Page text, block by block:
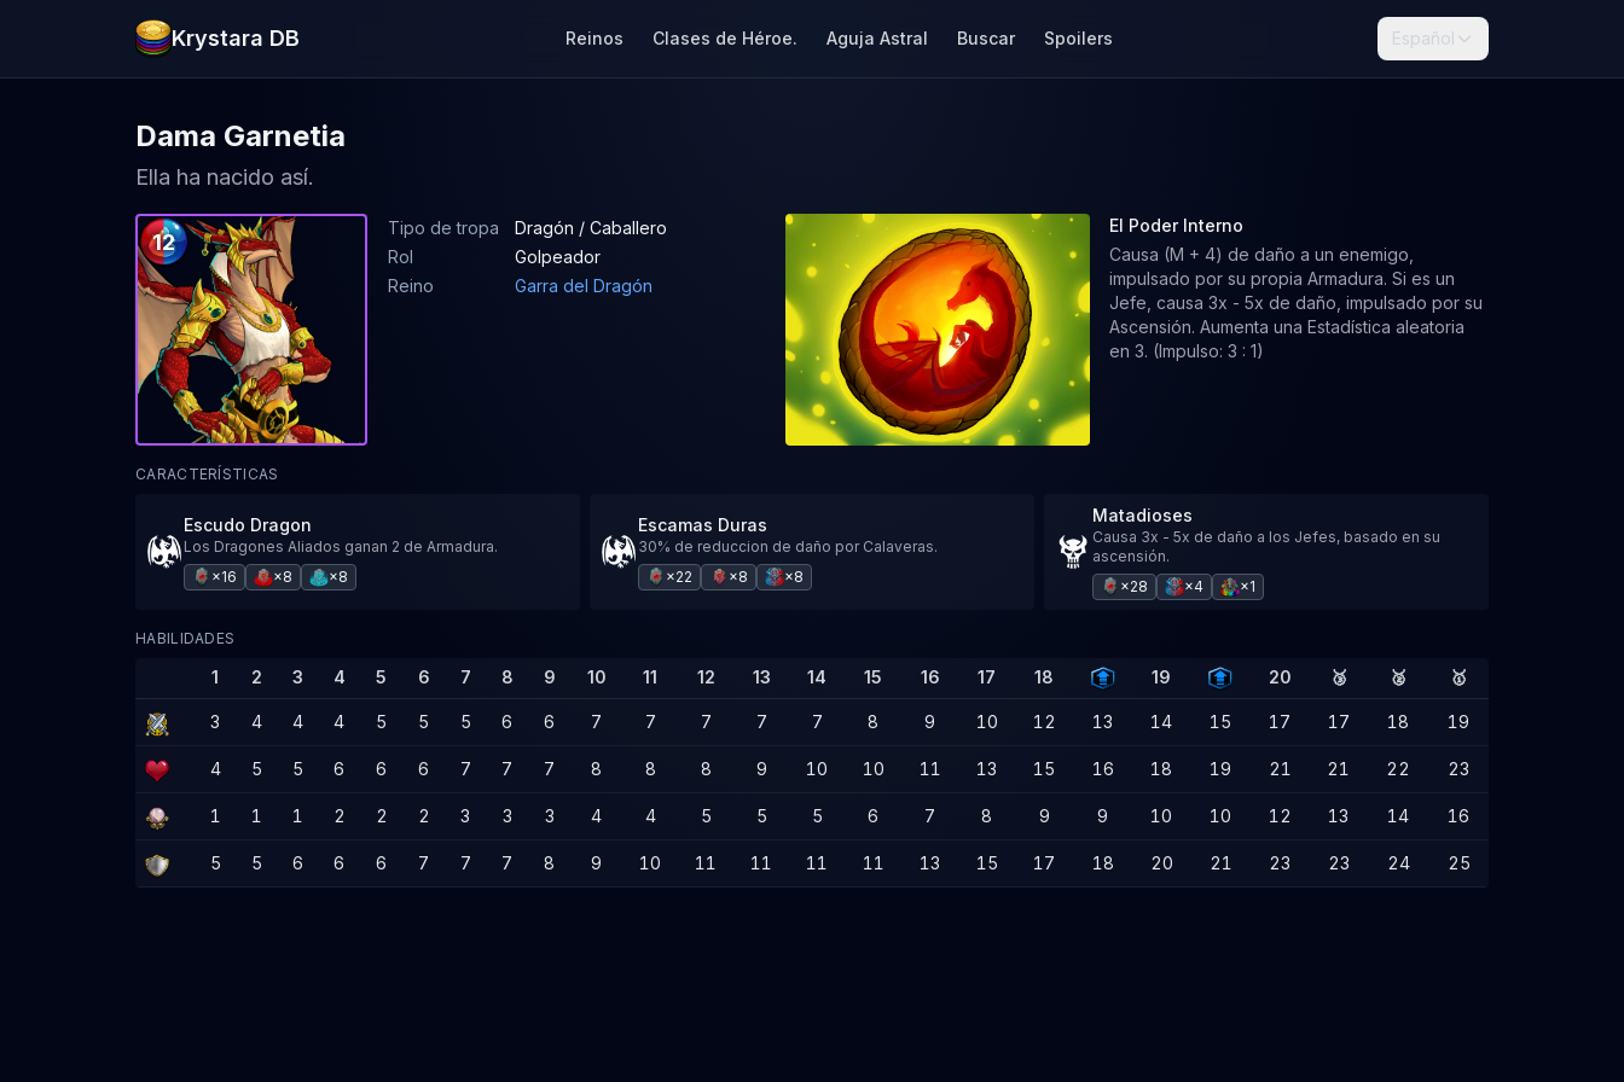
Krystara DB Reinos Clases de Héroe. Aguja Astral Buscar Spoilers Español
Dama Garnetia
Ella ha nacido así.
12
Tipo de tropa
Dragón / Caballero
Rol
Golpeador
Reino
Garra del Dragón
El Poder Interno
Causa (M + 4) de daño a un enemigo,
impulsado por su propia Armadura. Si es un
Jefe, causa 3x - 5x de daño, impulsado por su
Ascensión. Aumenta una Estadística aleatoria
en 3. (Impulso: 3 : 1)
CARACTERÍSTICAS
Escudo Dragon
Los Dragones Aliados ganan 2 de Armadura.
×16
×8 ×8
Escamas Duras
30% de reduccion de daño por Calaveras.
×22
×8 ×8
Matadioses
Causa 3x - 5x de daño a los Jefes, basado en su
ascensión.
×28
×4 ×1
HABILIDADES
1 2 3 4 5 6 7 8 9 10 11 12 13 14 15 16 17 18 19 20 🥉 🥈 🥇
3 4 4 4 5 5 5 6 6 7 7 7 7 7 8 9 10 12 13 14 15 17 17 18 19
4 5 5 6 6 6 7 7 7 8 8 8 9 10 10 11 13 15 16 18 19 21 21 22 23
1 1 1 2 2 2 3 3 3 4 4 5 5 5 6 7 8 9 9 10 10 12 13 14 16
5 5 6 6 6 7 7 7 8 9 10 11 11 11 11 13 15 17 18 20 21 23 23 24 25